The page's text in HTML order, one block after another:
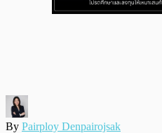
By Pairploy Denpairojsak